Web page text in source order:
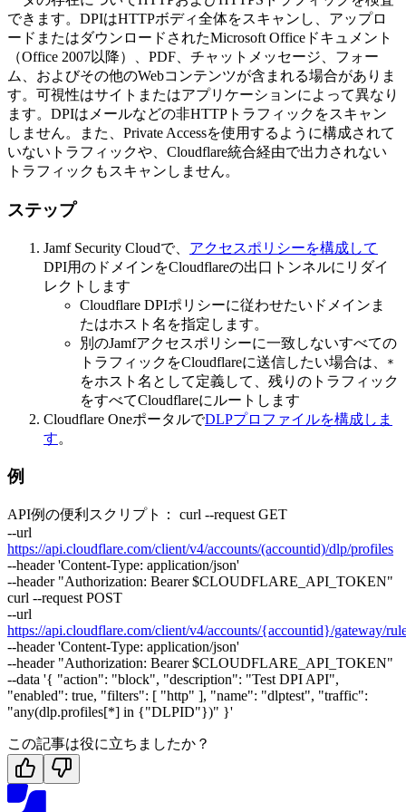
できます。DPIはHTTPボディ全体をスキャンし、アップロ
ードまたはダウンロードされたMicrosoft Officeドキュメント
（Office 2007以降）、PDF、チャットメッセージ、フォー
ム、およびその他のWebコンテンツが含まれる場合がありま
す。可視性はサイトまたはアプリケーションによって異なり
ます。DPIはメールなどの非HTTPトラフィックをスキャン
しません。また、Private Accessを使用するように構成されて
いないトラフィックや、Cloudflare統合経由で出力されない
トラフィックもスキャンしません。
ステップ
Jamf Security Cloudで、 アクセスポリシーを構成して
DPI用のドメインをCloudflareの出口トンネルにリダイ
レクトします
Cloudflare DPIポリシーに従わせたいドメインま
たはホスト名を指定します。
別のJamfアクセスポリシーに一致しないすべての
トラフィックをCloudflareに送信したい場合は、
*
をホスト名として定義して、残りのトラフィック
をすべてCloudflareにルートします
Cloudflare OneポータルでDLPプロファイルを構成しま
す。
例
API例の便利スクリプト： curl --request GET
--url
https://api.cloudflare.com/client/v4/accounts/(accountid)/dlp/profiles
--header 'Content-Type: application/json'
--header "Authorization: Bearer $CLOUDFLARE_API_TOKEN"
curl --request POST
--url
https://api.cloudflare.com/client/v4/accounts/{accountid}/gateway/
--header 'Content-Type: application/json'
--header "Authorization: Bearer $CLOUDFLARE_API_TOKEN"
--data '{ "action": "block", "description": "Test DPI API",
"enabled": true, "filters": [ "http" ], "name": "dlptest", "traffic":
"any(dlp.profiles[*] in {"DLPID"})" }'
この記事は役に立ちましたか？